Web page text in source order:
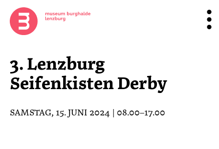
3. Lenzburg
Seifenkisten Derby
SAMSTAG, 15. JUNI 2024 | 08.00–17.00